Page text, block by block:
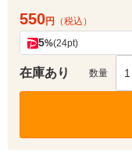
550円 （税込）
5%(24pt)
在庫あり 数量 1